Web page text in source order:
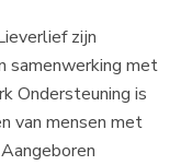
zijn
samenwerking met
Ondersteuning is
van mensen met